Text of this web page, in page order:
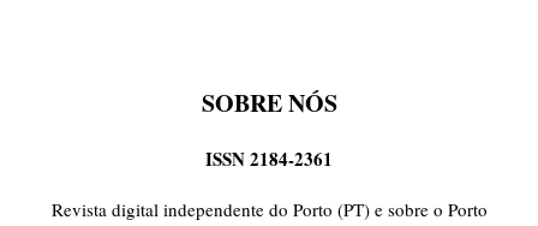
SOBRE NÓS
ISSN 2184-2361
Revista digital independente do Porto (PT) e sobre o Porto